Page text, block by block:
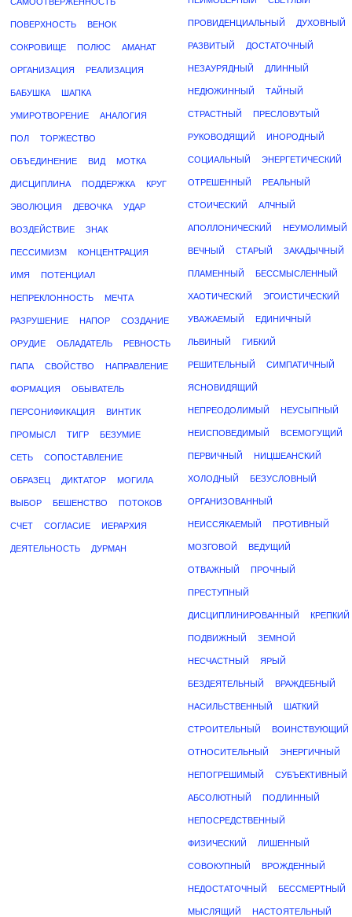
ПОВЕРХНОСТЬ ВЕНОК
СОКРОВИЩЕ ПОЛЮС АМАНАТ
ОРГАНИЗАЦИЯ РЕАЛИЗАЦИЯ
БАБУШКА ШАПКА
УМИРОТВОРЕНИЕ АНАЛОГИЯ
ПОЛ ТОРЖЕСТВО
ОБЪЕДИНЕНИЕ ВИД МОТКА
ДИСЦИПЛИНА ПОДДЕРЖКА КРУГ
ЭВОЛЮЦИЯ ДЕВОЧКА УДАР
ВОЗДЕЙСТВИЕ ЗНАК
ПЕССИМИЗМ КОНЦЕНТРАЦИЯ
ИМЯ ПОТЕНЦИАЛ
НЕПРЕКЛОННОСТЬ МЕЧТА
РАЗРУШЕНИЕ НАПОР СОЗДАНИЕ
ОРУДИЕ ОБЛАДАТЕЛЬ РЕВНОСТЬ
ПАПА СВОЙСТВО НАПРАВЛЕНИЕ
ФОРМАЦИЯ ОБЫВАТЕЛЬ
ПЕРСОНИФИКАЦИЯ ВИНТИК
ПРОМЫСЛ ТИГР БЕЗУМИЕ
СЕТЬ СОПОСТАВЛЕНИЕ
ОБРАЗЕЦ ДИКТАТОР МОГИЛА
ВЫБОР БЕШЕНСТВО ПОТОКОВ
СЧЕТ СОГЛАСИЕ ИЕРАРХИЯ
ДЕЯТЕЛЬНОСТЬ ДУРМАН
ПРОВИДЕНЦИАЛЬНЫЙ ДУХОВНЫЙ
РАЗВИТЫЙ ДОСТАТОЧНЫЙ
НЕЗАУРЯДНЫЙ ДЛИННЫЙ
НЕДЮЖИННЫЙ ТАЙНЫЙ
СТРАСТНЫЙ ПРЕСЛОВУТЫЙ
РУКОВОДЯЩИЙ ИНОРОДНЫЙ
СОЦИАЛЬНЫЙ ЭНЕРГЕТИЧЕСКИЙ
ОТРЕШЕННЫЙ РЕАЛЬНЫЙ
СТОИЧЕСКИЙ АЛЧНЫЙ
АПОЛЛОНИЧЕСКИЙ НЕУМОЛИМЫЙ
ВЕЧНЫЙ СТАРЫЙ ЗАКАДЫЧНЫЙ
ПЛАМЕННЫЙ БЕССМЫСЛЕННЫЙ
ХАОТИЧЕСКИЙ ЭГОИСТИЧЕСКИЙ
УВАЖАЕМЫЙ ЕДИНИЧНЫЙ
ЛЬВИНЫЙ ГИБКИЙ
РЕШИТЕЛЬНЫЙ СИМПАТИЧНЫЙ
ЯСНОВИДЯЩИЙ
НЕПРЕОДОЛИМЫЙ НЕУСЫПНЫЙ
НЕИСПОВЕДИМЫЙ ВСЕМОГУЩИЙ
ПЕРВИЧНЫЙ НИЦШЕАНСКИЙ
ХОЛОДНЫЙ БЕЗУСЛОВНЫЙ
ОРГАНИЗОВАННЫЙ
НЕИССЯКАЕМЫЙ ПРОТИВНЫЙ
МОЗГОВОЙ ВЕДУЩИЙ
ОТВАЖНЫЙ ПРОЧНЫЙ
ПРЕСТУПНЫЙ
ДИСЦИПЛИНИРОВАННЫЙ КРЕПКИЙ
ПОДВИЖНЫЙ ЗЕМНОЙ
НЕСЧАСТНЫЙ ЯРЫЙ
БЕЗДЕЯТЕЛЬНЫЙ ВРАЖДЕБНЫЙ
НАСИЛЬСТВЕННЫЙ ШАТКИЙ
СТРОИТЕЛЬНЫЙ ВОИНСТВУЮЩИЙ
ОТНОСИТЕЛЬНЫЙ ЭНЕРГИЧНЫЙ
НЕПОГРЕШИМЫЙ СУБЪЕКТИВНЫЙ
АБСОЛЮТНЫЙ ПОДЛИННЫЙ
НЕПОСРЕДСТВЕННЫЙ
ФИЗИЧЕСКИЙ ЛИШЕННЫЙ
СОВОКУПНЫЙ ВРОЖДЕННЫЙ
НЕДОСТАТОЧНЫЙ БЕССМЕРТНЫЙ
МЫСЛЯЩИЙ НАСТОЯТЕЛЬНЫЙ